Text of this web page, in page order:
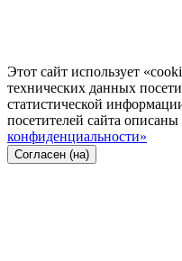
Этот сайт использует
технических данных
статистической
посетителей сайта описаны
конфиденциальности»
Согласен (на)